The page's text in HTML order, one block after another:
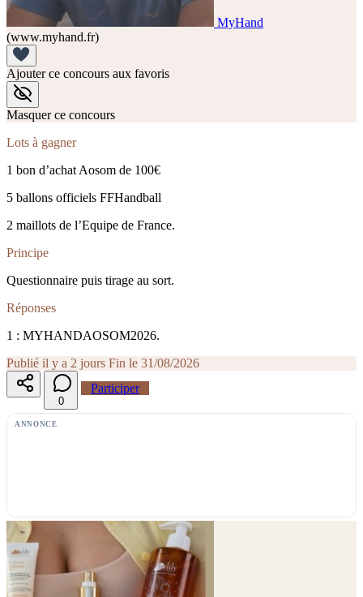
MyHand
(www.myhand.fr)
Ajouter ce concours aux favoris
Masquer ce concours
Lots à gagner
1 bon d’achat Aosom de 100€
5 ballons officiels FFHandball
2 maillots de l’Equipe de France.
Principe
Questionnaire puis tirage au sort.
Réponses
1 : MYHANDAOSOM2026.
Publié il y a 2 jours Fin le 31/08/2026
0
Participer
ANNONCE